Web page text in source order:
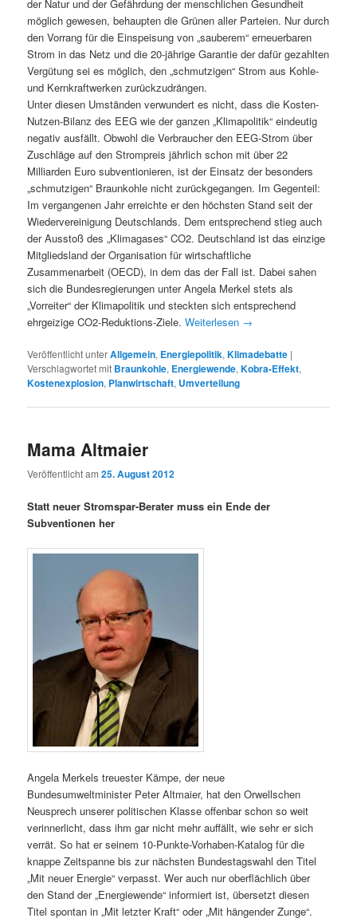
der Natur und der Gefährdung der menschlichen Gesundheit
möglich gewesen, behaupten die Grünen aller Parteien. Nur durch
den Vorrang für die Einspeisung von „sauberem“ erneuerbaren
Strom in das Netz und die 20-jährige Garantie der dafür gezahlten
Vergütung sei es möglich, den „schmutzigen“ Strom aus Kohle-
und Kernkraftwerken zurückzudrängen.
Unter diesen Umständen verwundert es nicht, dass die Kosten-
Nutzen-Bilanz des EEG wie der ganzen „Klimapolitik“ eindeutig
negativ ausfällt. Obwohl die Verbraucher den EEG-Strom über
Zuschläge auf den Strompreis jährlich schon mit über 22
Milliarden Euro subventionieren, ist der Einsatz der besonders
„schmutzigen“ Braunkohle nicht zurückgegangen. Im Gegenteil:
Im vergangenen Jahr erreichte er den höchsten Stand seit der
Wiedervereinigung Deutschlands. Dem entsprechend stieg auch
der Ausstoß des „Klimagases“ CO2. Deutschland ist das einzige
Mitgliedsland der Organisation für wirtschaftliche
Zusammenarbeit (OECD), in dem das der Fall ist. Dabei sahen
sich die Bundesregierungen unter Angela Merkel stets als
„Vorreiter“ der Klimapolitik und steckten sich entsprechend
ehrgeizige CO2-Reduktions-Ziele.Weiterlesen →
Veröffentlicht unterAllgemein, Energiepolitik,Klimadebatte |
Verschlagwortet mit Braunkohle, Energiewende,Kobra-Effekt,
Kostenexplosion, Planwirtschaft, Umverteilung
Mama Altmaier
Veröffentlicht am25. August 2012
Statt neuer Stromspar-Berater muss ein Ende der
Subventionen her
Angela Merkels treuester Kämpe, der neue
Bundesumweltminister Peter Altmaier, hat den Orwellschen
Neusprech unserer politischen Klasse offenbar schon so weit
verinnerlicht, dass ihm gar nicht mehr auffällt, wie sehr er sich
verrät. So hat er seinem 10-Punkte-Vorhaben-Katalog für die
knappe Zeitspanne bis zur nächsten Bundestagswahl den Titel
„Mit neuer Energie“ verpasst. Wer auch nur oberflächlich über
den Stand der „Energiewende“ informiert ist, übersetzt diesen
Titel spontan in „Mit letzter Kraft“ oder „Mit hängender Zunge“.